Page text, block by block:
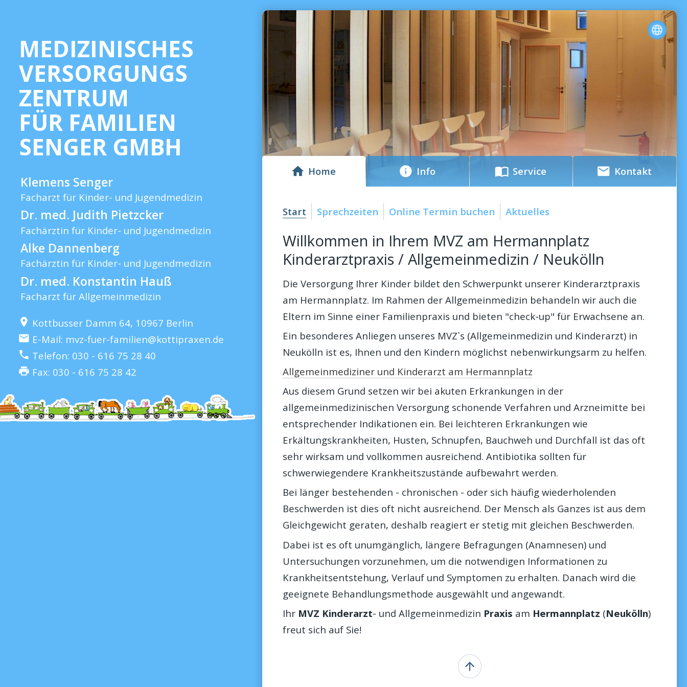
Skip to content
MEDIZINISCHES
VERSORGUNGS
ZENTRUM
FÜR FAMILIEN
SENGER GMBH
Klemens Senger
Facharzt für Kinder- und Jugendmedizin
Dr. med. Judith Pietzcker
Fachärztin für Kinder- und Jugendmedizin
Alke Dannenberg
Fachärztin für Kinder- und Jugendmedizin
Dr. med. Konstantin Hauß
Facharzt für Allgemeinmedizin
Kottbusser Damm 64, 10967 Berlin
E-Mail: mvz-fuer-familien@kottipraxen.de
Telefon: 030 - 616 75 28 40
Fax: 030 - 616 75 28 42
Home Info Service Kontakt
Suchergebnisse
Start Sprechzeiten Online Termin buchen Aktuelles
Willkommen in Ihrem MVZ am Hermannplatz
Kinderarztpraxis / Allgemeinmedizin / Neukölln
Die Versorgung Ihrer Kinder bildet den Schwerpunkt unserer Kinderarztpraxis
am Hermannplatz. Im Rahmen der Allgemeinmedizin behandeln wir auch die
Eltern im Sinne einer Familienpraxis und bieten "check-up" für Erwachsene an.
Ein besonderes Anliegen unseres MVZ`s (Allgemeinmedizin und Kinderarzt) in
Neukölln ist es, Ihnen und den Kindern möglichst nebenwirkungsarm zu helfen.
Allgemeinmediziner und Kinderarzt am Hermannplatz
Aus diesem Grund setzen wir bei akuten Erkrankungen in der
allgemeinmedizinischen Versorgung schonende Verfahren und Arzneimitte bei
entsprechender Indikationen ein. Bei leichteren Erkrankungen wie
Erkältungskrankheiten, Husten, Schnupfen, Bauchweh und Durchfall ist das oft
sehr wirksam und vollkommen ausreichend. Antibiotika sollten für
schwerwiegendere Krankheitszustände aufbewahrt werden.
Bei länger bestehenden - chronischen - oder sich häufig wiederholenden
Beschwerden ist dies oft nicht ausreichend. Der Mensch als Ganzes ist aus dem
Gleichgewicht geraten, deshalb reagiert er stetig mit gleichen Beschwerden.
Dabei ist es oft unumgänglich, längere Befragungen (Anamnesen) und
Untersuchungen vorzunehmen, um die notwendigen Informationen zu
Krankheitsentstehung, Verlauf und Symptomen zu erhalten. Danach wird die
geeignete Behandlungsmethode ausgewählt und angewandt.
Ihr MVZ Kinderarzt- und Allgemeinmedizin Praxis am Hermannplatz (Neukölln)
freut sich auf Sie!